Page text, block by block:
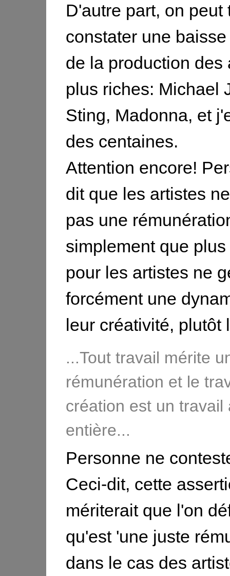
D'autre part, on peut
constater une
de la production des
plus riches: Michael
Sting, Madonna, et
des centaines.
Attention encore!
dit que les artistes
pas une
simplement que
pour les artistes ne
forcément une
leur créativité, plutôt
...Tout travail mérite
rémunération et le
création est un travail
entière...
Personne ne
Ceci-dit, cette
mériterait que l'on
qu'est 'une juste
dans le cas des